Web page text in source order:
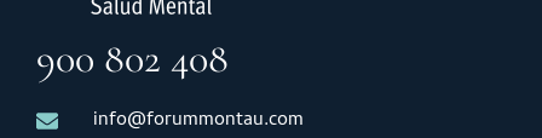
900 802 408
info@forummontau.com